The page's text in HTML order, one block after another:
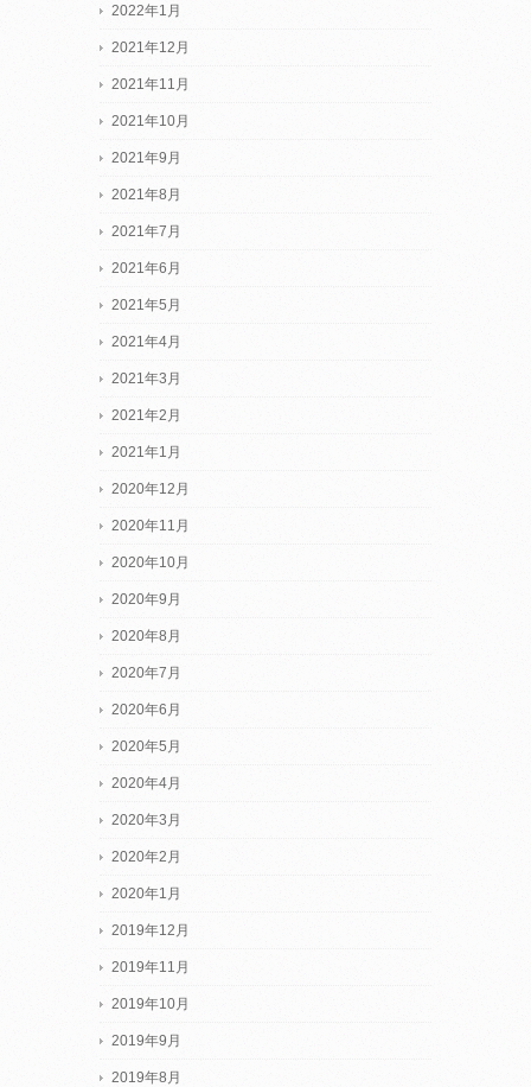
2022年1月
2021年12月
2021年11月
2021年10月
2021年9月
2021年8月
2021年7月
2021年6月
2021年5月
2021年4月
2021年3月
2021年2月
2021年1月
2020年12月
2020年11月
2020年10月
2020年9月
2020年8月
2020年7月
2020年6月
2020年5月
2020年4月
2020年3月
2020年2月
2020年1月
2019年12月
2019年11月
2019年10月
2019年9月
2019年8月